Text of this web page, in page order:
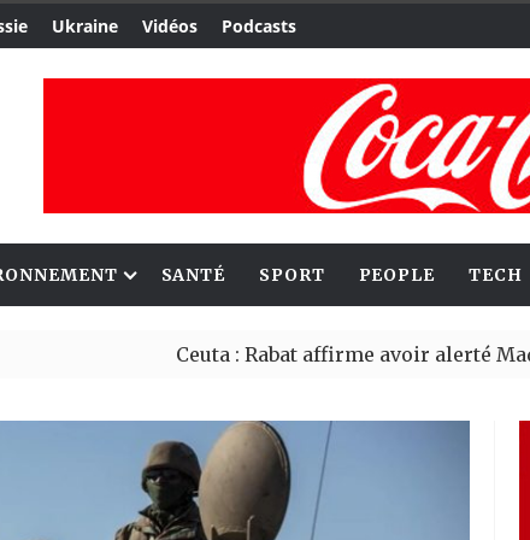
Ukraine Vidéos Podcasts
SANTÉ SPORT PEOPLE TECH
Ceuta : Rabat affirme avoir alerté Madrid